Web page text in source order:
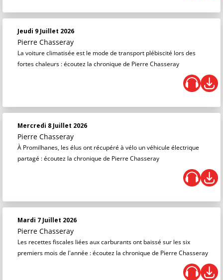
Jeudi 9 Juillet 2026
Pierre Chasseray
La voiture climatisée est le mode de transport plébiscité lors des
fortes chaleurs : écoutez la chronique de Pierre Chasseray
Mercredi 8 Juillet 2026
Pierre Chasseray
À Promilhanes, les élus ont récupéré à vélo un véhicule électrique
partagé : écoutez la chronique de Pierre Chasseray
Mardi 7 Juillet 2026
Pierre Chasseray
Les recettes fiscales liées aux carburants ont baissé sur les six
premiers mois de l'année : écoutez la chronique de Pierre Chasseray